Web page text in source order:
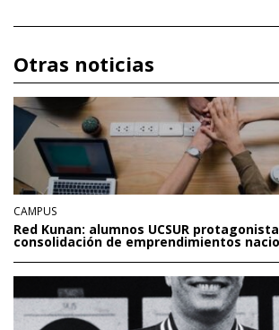
Otras noticias
CAMPUS
Red Kunan: alumnos UCSUR
consolidación de emprendimientos